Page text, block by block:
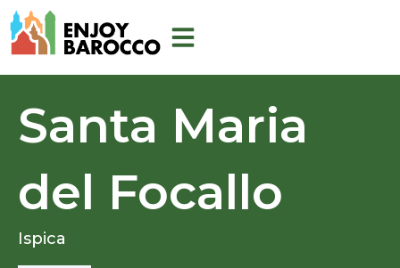
Vai
al
Santa Maria
del Focallo
Ispica